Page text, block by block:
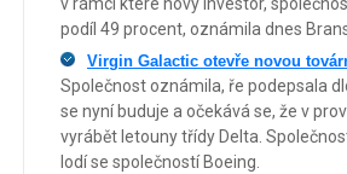
v rámci které nový investor,
podíl 49 procent, oznámila dnes
Virgin Galactic otevře novou
Společnost oznámila, ře podepsala
se nyní buduje a očekává se, že v
vyrábět letouny třídy Delta.
lodí se společností Boeing.